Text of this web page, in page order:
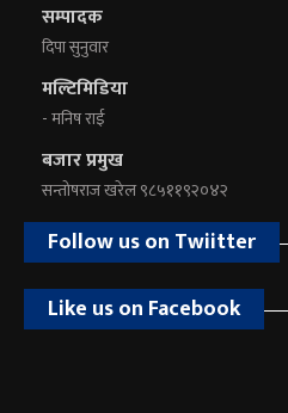
सम्पादक
दिपा सुनुवार
मल्टिमिडिया
- मनिष राई
बजार प्रमुख
सन्तोषराज खरेल ९८५११९२०४२
Follow us on Twiitter
Like us on Facebook